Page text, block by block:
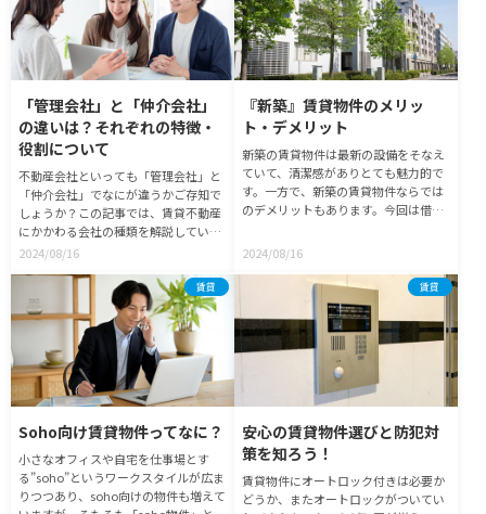
「管理会社」と「仲介会社」
の違いは？それぞれの特徴・
役割について
不動産会社といっても「管理会社」と
「仲介会社」でなにが違うかご存知で
しょうか？この記事では、賃貸不動産
にかかわる会社の種類を解説していき
ます。それぞれの会社形態を理解し、
2024/08/16
『新築』賃貸物件のメリッ
ト・デメリット
新築の賃貸物件は最新の設備をそなえ
ていて、清潔感がありとても魅力的で
す。一方で、新築の賃貸物件ならでは
のデメリットもあります。今回は借り
ット・デメリットや新築の賃貸物件の
探し方について紹介します。
2024/08/16
賃貸
Soho向け賃貸物件ってなに？
小さなオフィスや自宅を仕事場とす
る”soho”というワークスタイルが広ま
りつつあり、soho向けの物件も増えて
賃貸
安心の賃貸物件選びと防犯対
策を知ろう！
賃貸物件にオートロック付きは必要か
どうか、またオートロックがついてい